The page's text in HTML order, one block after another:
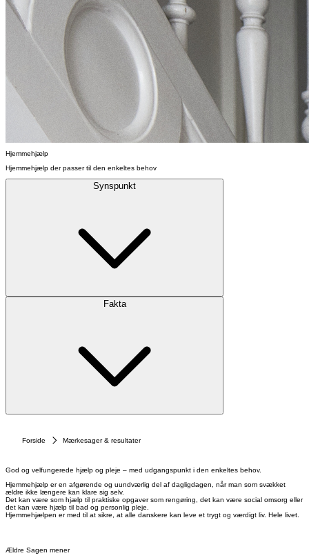
Hjemmehjælp
Hjemmehjælp der passer til den enkeltes behov
Synspunkt
Fakta
Forside Mærkesager & resultater
God og velfungerede hjælp og pleje – med udgangspunkt i den enkeltes behov.
Hjemmehjælp er en afgørende og uundværlig del af dagligdagen, når man som svækket
ældre ikke længere kan klare sig selv.
Det kan være som hjælp til praktiske opgaver som rengøring, det kan være social omsorg eller
det kan være hjælp til bad og personlig pleje.
Hjemmehjælpen er med til at sikre, at alle danskere kan leve et trygt og værdigt liv. Hele livet.
Ældre Sagen mener